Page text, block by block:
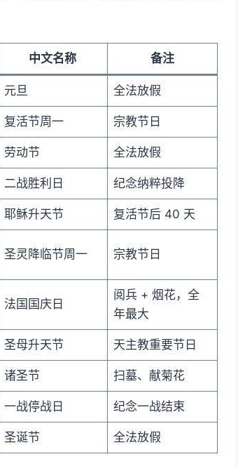
中文名称 备注
元旦 全法放假
复活节周一 宗教节日
劳动节 全法放假
二战胜利日 纪念纳粹投降
耶稣升天节 复活节后 40 天
圣灵降临节周一 宗教节日
法国国庆日
阅兵 + 烟花，全
年最大
圣母升天节 天主教重要节日
诸圣节 扫墓、献菊花
一战停战日 纪念一战结束
圣诞节 全法放假